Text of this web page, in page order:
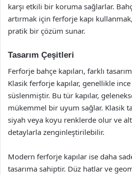
karşı etkili bir koruma sağlarlar.
artırmak için ferforje kapı
pratik bir çözüm sunar.
Tasarım Çeşitleri
Ferforje bahçe kapıları, farklı
Klasik ferforje kapılar, genellikle
süslenmiştir. Bu tür kapılar,
mükemmel bir uyum sağlar. Klasik
siyah veya koyu renklerde olur ve
detaylarla zenginleştirilebilir.
Modern ferforje kapılar ise daha
tasarıma sahiptir. Düz hatlar ve